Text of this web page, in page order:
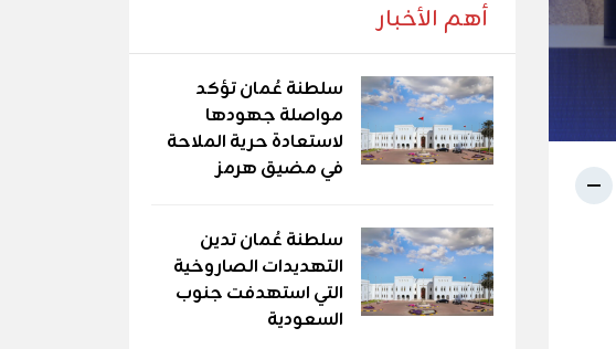
أهم الأخبار
سلطنة عُمان تؤكد
مواصلة جهودها
لاستعادة حرية الملاحة
في مضيق هرمز
سلطنة عُمان تدين
التهديدات الصاروخية
التي استهدفت جنوب
السعودية